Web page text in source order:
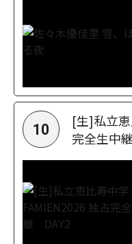
10
[生]私立
完全生中